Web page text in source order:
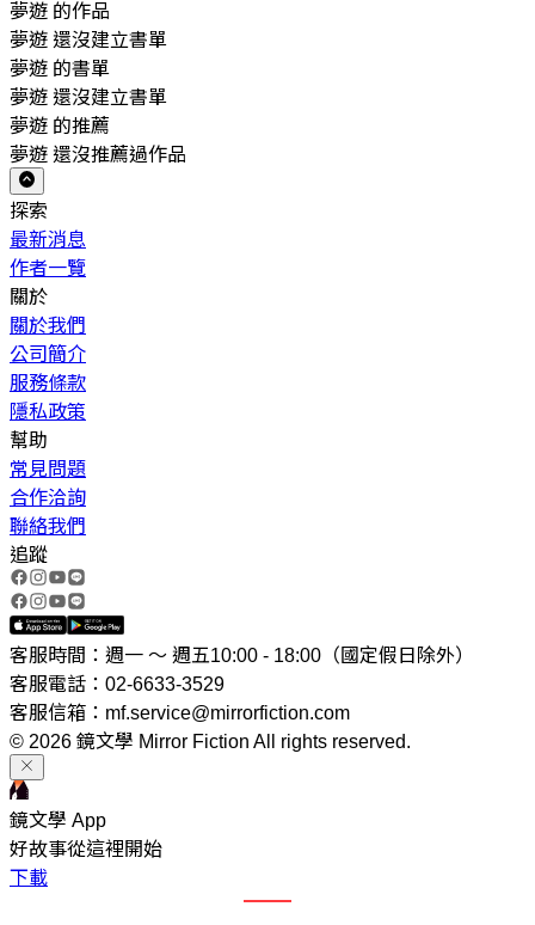
夢遊 的作品
夢遊 還沒建立書單
夢遊 的書單
夢遊 還沒建立書單
夢遊 的推薦
夢遊 還沒推薦過作品
探索
最新消息
作者一覽
關於
關於我們
公司簡介
服務條款
隱私政策
幫助
常見問題
合作洽詢
聯絡我們
追蹤
客服時間：週一 ～ 週五10:00 - 18:00（國定假日除外）
客服電話：02-6633-3529
客服信箱：mf.service@mirrorfiction.com
© 2026 鏡文學 Mirror Fiction All rights reserved.
鏡文學 App
好故事從這裡開始
下載